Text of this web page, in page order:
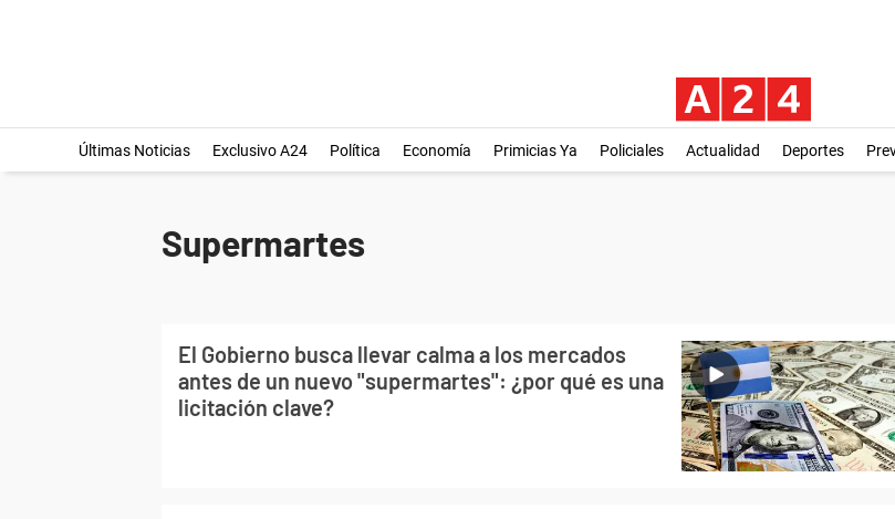
Últimas Noticias Exclusivo A24 Política Economía Primicias Ya Policiales Actualidad Deportes
Supermartes
El Gobierno busca llevar calma a los mercados
antes de un nuevo "supermartes": ¿por qué es una
licitación clave?